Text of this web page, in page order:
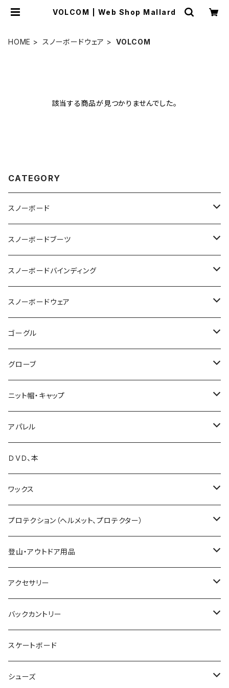
VOLCOM | Web Shop Mallard
HOME スノーボードウェア VOLCOM
該当する商品が見つかりませんでした。
CATEGORY
スノーボード
OGASAKA
24-25 OGASAKA
25-26 OGASAKA
SCOOTER
24-25 SCOOTER
25-26 SCOOTER
YONEX
23-24 YONEX
24-25 YONEX
011 Artistic
BC STREAM
23-24 BC STREAM
24-25 BC STREAM
UNIT
23-24 UNIT
24-25 UNIT
GENTEMSTICK
18-19 GENTEMSTICK
19-20 GENTEMSTICK
FIELDEARTH
CAPITA
MOSS snowboards
23-24 MOSS Snowboards
24-25 MOSS Snowboards
CROOJA
24-25 CROOJA
25-26 CROOJA
SPREAD
23-24 SPREAD
24-25 SPREAD
GREEN.LAB
24-25 GREEN.LAB
LIB TECH
SALOMON
スノーボードブーツ
DEELUXE
24-25 DEELUXE
25-26 DEELUXE
BURTON
K2 TT snowsurfer boots
23-24 K2 TT Snowsurfer Boots
24-25 K2 TT Snowsufer Boots
スノーボードバインディング
BURTON
UNION
24-25 UNION
25-26 UNION
FLUX
24-25 FLUX
25-26 FLUX
SP BINDING
NOW BINDINGS
SPARK R&D
Karakoram
SALOMON
YONEX
PLATE PIA
FLEX BOOSTER TOOL
スノーボードウェア
VOLCOM
GREEN CLOTHING
DAKAINE
P.RHYTHM
TETON BROS.
ゴーグル
OAKLEY
DRAGON
DICE
BANK
GOODMAN
SWANS
SMITH GOGGLE
グローブ
EB'S
VOLCOM
DAKINE
HESTRA
ニット帽・キャップ
LADE Beanie
ファイントラック
GENTEMSTICK
アパレル
VOLCOM
GREEN CLOTHING
LADE Clothing
バンザイペイント
ＤＶＤ、本
ワックス
GALLIUM WAX
固形ワックス（フッ素無し）
固形ワックス（フッ素あり）
COSLABO WAX
プロテクション（ヘルメット、プロテクター）
BERN HELMET
sandbox helmet
EB'S
DICE HELMET
Gallium wax
登山・アウトドア用品
トレッキングシューズ
SCARPA
レインウェア
フィントラック
ベースレイヤー
ファイントラック
テント
アクセサリー
サングラス
オークリー
DICE
バッグ
eb's
小物
バックカントリー
ＭＳＲ
スノーシュー
Black Diamond
スケートボード
シューズ